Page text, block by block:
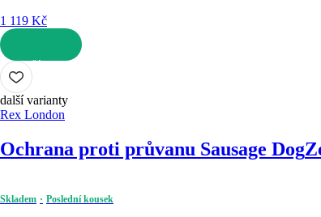
1 119 Kč
DO KOŠÍKU
další varianty
Rex London
Ochrana proti průvanu Sausage Dog
Skladem Poslední kousek